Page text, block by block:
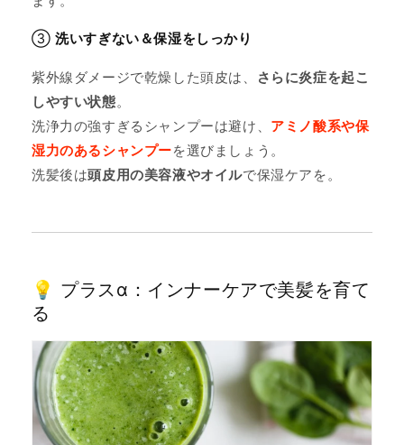
③洗いすぎない＆保湿をしっかり
紫外線ダメージで乾燥した頭皮は、
さらに炎症を起こ
しやすい状態。
洗浄力の強すぎるシャンプーは避け、 アミノ酸系や保
湿力のあるシャンプーを選びましょう。
洗髪後は頭皮用の美容液やオイルで保湿ケアを。
💡 プラスα：インナーケアで美髪を育て
る